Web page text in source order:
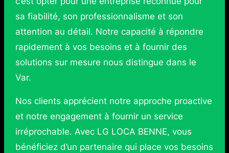
sa fiabilité, son professionnalisme et son
attention au détail. Notre capacité à répondre
rapidement à vos besoins et à fournir des
solutions sur mesure nous distingue dans le
Var.
Nos clients apprécient notre approche proactive
et notre engagement à fournir un service
irréprochable. Avec LG LOCA BENNE, vous
bénéficiez d’un partenaire qui place vos besoins